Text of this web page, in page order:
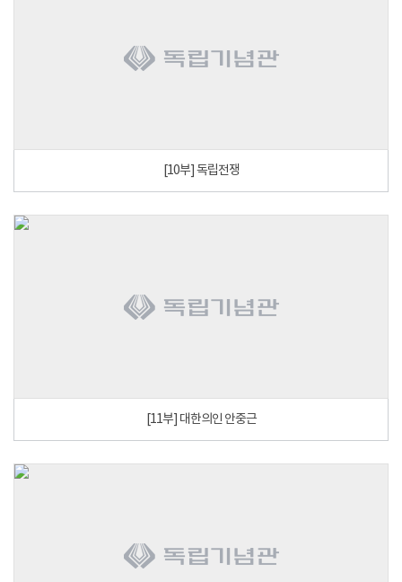
[10부] 독립전쟁
[11부] 대한의인 안중근